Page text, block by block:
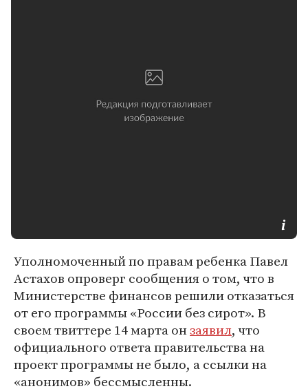
Уполномоченный по правам ребенка Павел
Астахов опроверг сообщения о том, что в
Министерстве финансов решили отказаться
от его программы «России без сирот». В
своем твиттере 14 марта онзаявил, что
официального ответа правительства на
проект программы не было, а ссылки на
«анонимов» бессмысленны.